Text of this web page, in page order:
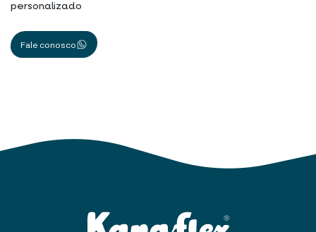
personalizado
Fale conosco